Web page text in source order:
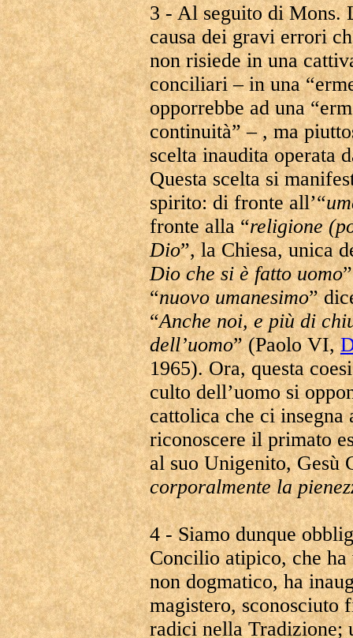
3 - Al seguito di Mons.
causa dei gravi errori
non risiede in una
conciliari – in una
opporrebbe ad una
continuità” – , ma
scelta inaudita operata
Questa scelta si
spirito: di fronte all’“
fronte alla “religione
Dio”, la Chiesa, unica
Dio che si è fatto uomo
“nuovo umanesimo”
“Anche noi, e più di
dell’uomo” (Paolo VI,
1965). Ora, questa
culto dell’uomo si
cattolica che ci insegna
riconoscere il primato
al suo Unigenito, Gesù
corporalmente la
4 - Siamo dunque
Concilio atipico, che ha
non dogmatico, ha
magistero, sconosciuto
radici nella Tradizione;